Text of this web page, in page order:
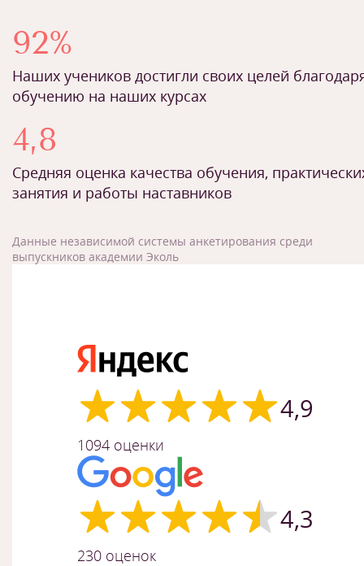
92%
Наших учеников достигли своих целей
обучению на наших курсах
4,8
Средняя оценка качества обучения,
занятия и работы наставников
Данные независимой системы анкетирования среди
выпускников академии Эколь
4,9
1094 оценки
4,3
230 оценок